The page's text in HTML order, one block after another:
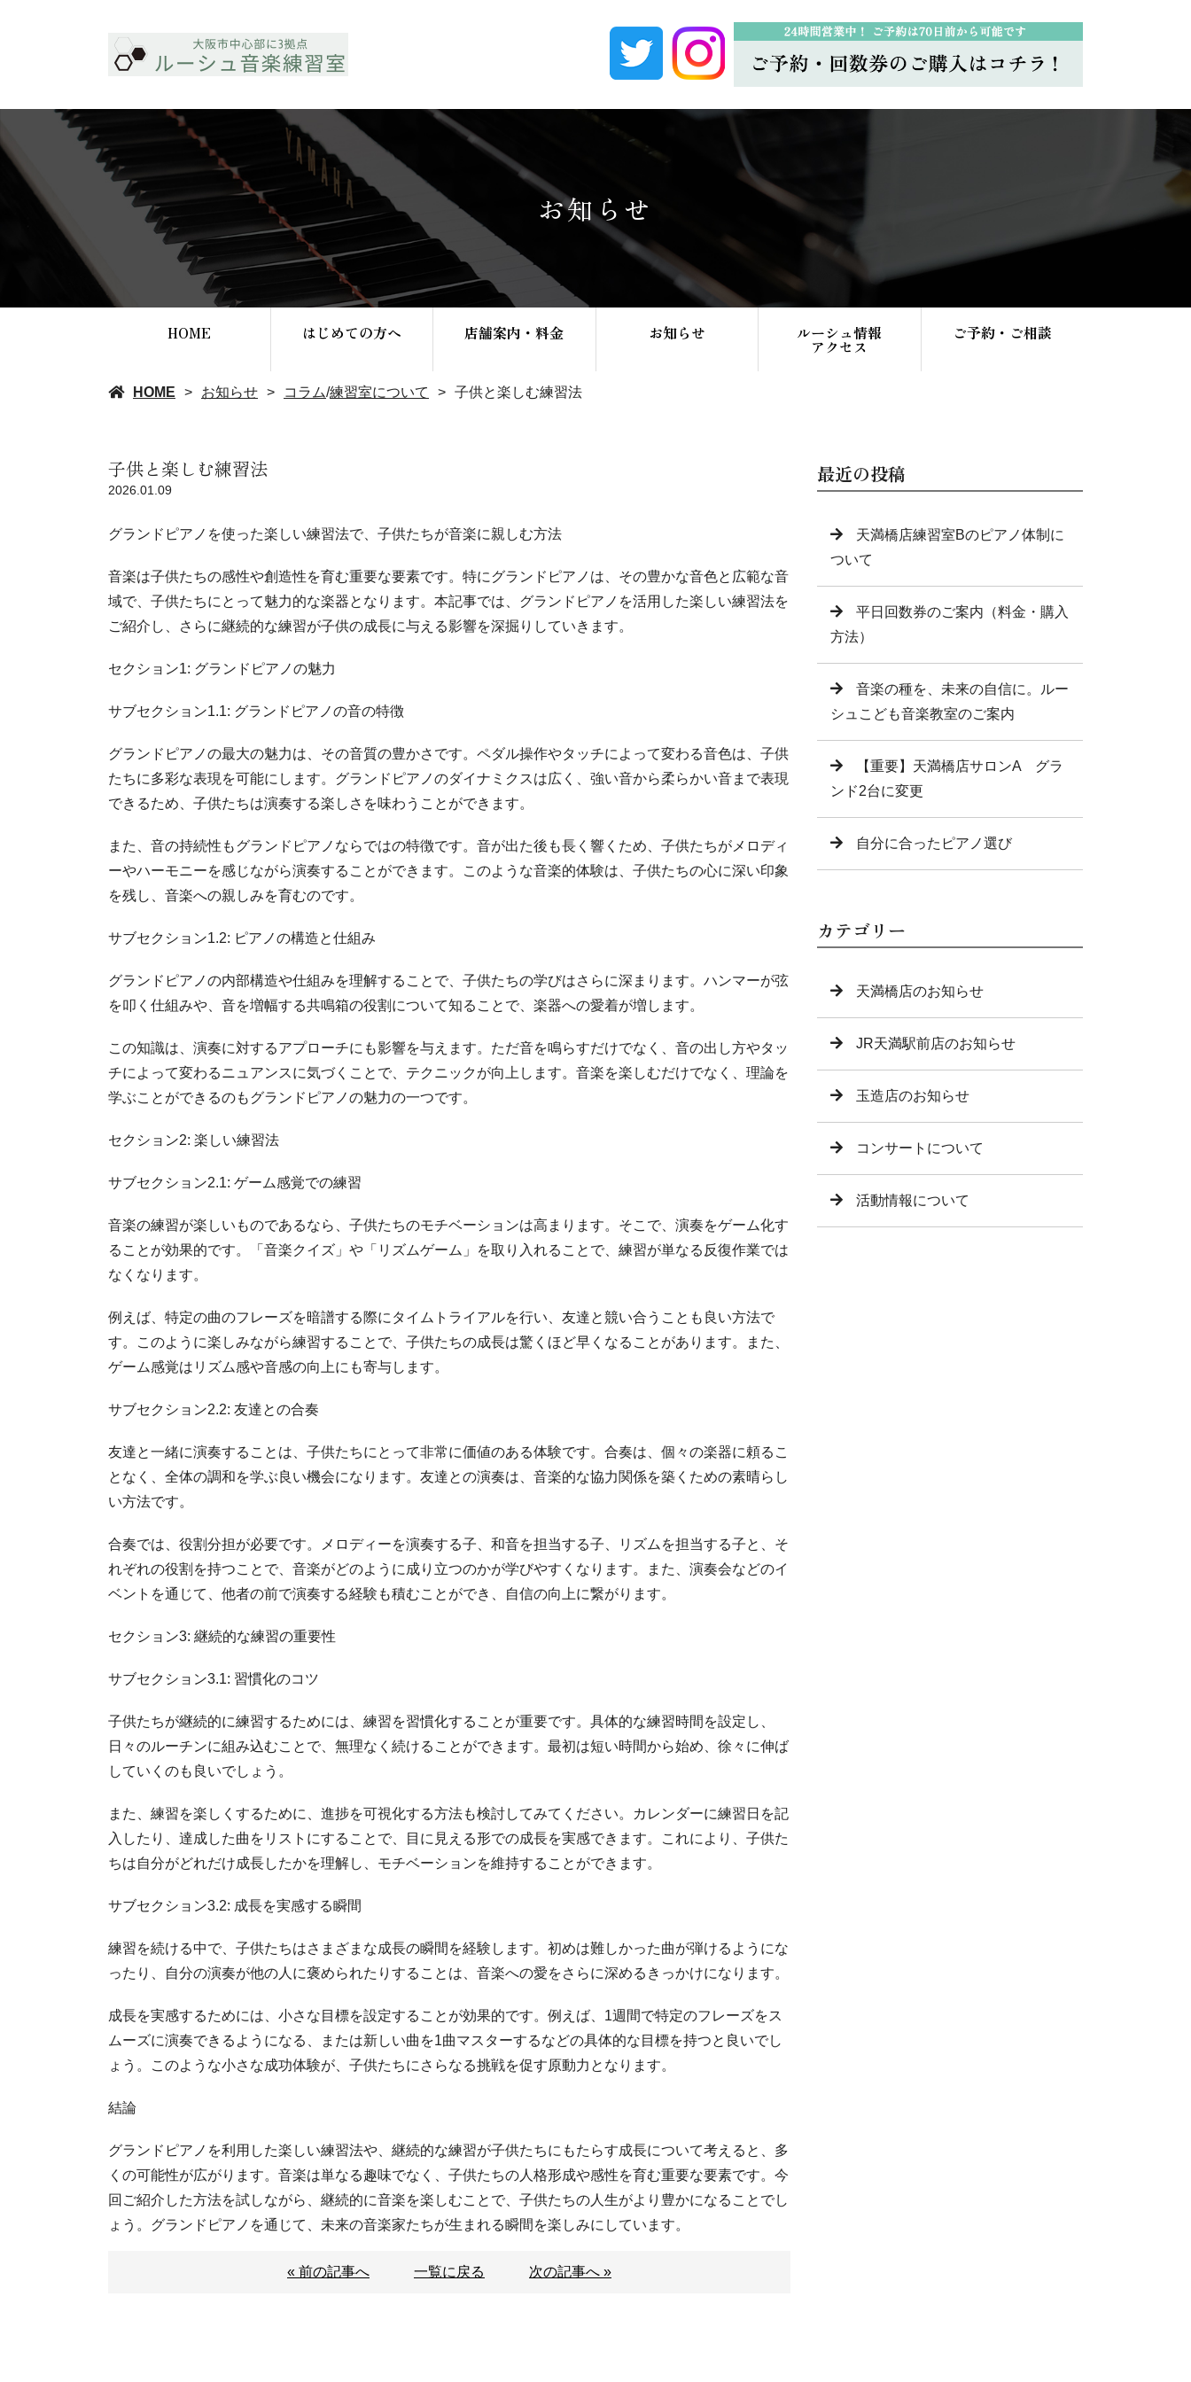
お知らせ
HOME はじめての方へ 店舗案内・料金 お知らせ ルーシュ情報
アクセス
ご予約・ご相談
HOME お知らせ コラム/練習室について 子供と楽しむ練習法
子供と楽しむ練習法
2026.01.09
グランドピアノを使った楽しい練習法で、子供たちが音楽に親しむ方法
音楽は子供たちの感性や創造性を育む重要な要素です。特にグランドピアノは、その豊かな音色と広範な音
域で、子供たちにとって魅力的な楽器となります。本記事では、グランドピアノを活用した楽しい練習法を
ご紹介し、さらに継続的な練習が子供の成長に与える影響を深掘りしていきます。
セクション1: グランドピアノの魅力
サブセクション1.1: グランドピアノの音の特徴
グランドピアノの最大の魅力は、その音質の豊かさです。ペダル操作やタッチによって変わる音色は、子供
たちに多彩な表現を可能にします。グランドピアノのダイナミクスは広く、強い音から柔らかい音まで表現
できるため、子供たちは演奏する楽しさを味わうことができます。
また、音の持続性もグランドピアノならではの特徴です。音が出た後も長く響くため、子供たちがメロディ
ーやハーモニーを感じながら演奏することができます。このような音楽的体験は、子供たちの心に深い印象
を残し、音楽への親しみを育むのです。
サブセクション1.2: ピアノの構造と仕組み
グランドピアノの内部構造や仕組みを理解することで、子供たちの学びはさらに深まります。ハンマーが弦
を叩く仕組みや、音を増幅する共鳴箱の役割について知ることで、楽器への愛着が増します。
この知識は、演奏に対するアプローチにも影響を与えます。ただ音を鳴らすだけでなく、音の出し方やタッ
チによって変わるニュアンスに気づくことで、テクニックが向上します。音楽を楽しむだけでなく、理論を
学ぶことができるのもグランドピアノの魅力の一つです。
セクション2: 楽しい練習法
サブセクション2.1: ゲーム感覚での練習
音楽の練習が楽しいものであるなら、子供たちのモチベーションは高まります。そこで、演奏をゲーム化す
ることが効果的です。「音楽クイズ」や「リズムゲーム」を取り入れることで、練習が単なる反復作業では
なくなります。
例えば、特定の曲のフレーズを暗譜する際にタイムトライアルを行い、友達と競い合うことも良い方法で
す。このように楽しみながら練習することで、子供たちの成長は驚くほど早くなることがあります。また、
ゲーム感覚はリズム感や音感の向上にも寄与します。
サブセクション2.2: 友達との合奏
友達と一緒に演奏することは、子供たちにとって非常に価値のある体験です。合奏は、個々の楽器に頼るこ
となく、全体の調和を学ぶ良い機会になります。友達との演奏は、音楽的な協力関係を築くための素晴らし
い方法です。
合奏では、役割分担が必要です。メロディーを演奏する子、和音を担当する子、リズムを担当する子と、そ
れぞれの役割を持つことで、音楽がどのように成り立つのかが学びやすくなります。また、演奏会などのイ
ベントを通じて、他者の前で演奏する経験も積むことができ、自信の向上に繋がります。
セクション3: 継続的な練習の重要性
サブセクション3.1: 習慣化のコツ
子供たちが継続的に練習するためには、練習を習慣化することが重要です。具体的な練習時間を設定し、
日々のルーチンに組み込むことで、無理なく続けることができます。最初は短い時間から始め、徐々に伸ば
していくのも良いでしょう。
また、練習を楽しくするために、進捗を可視化する方法も検討してみてください。カレンダーに練習日を記
入したり、達成した曲をリストにすることで、目に見える形での成長を実感できます。これにより、子供た
ちは自分がどれだけ成長したかを理解し、モチベーションを維持することができます。
サブセクション3.2: 成長を実感する瞬間
練習を続ける中で、子供たちはさまざまな成長の瞬間を経験します。初めは難しかった曲が弾けるようにな
ったり、自分の演奏が他の人に褒められたりすることは、音楽への愛をさらに深めるきっかけになります。
成長を実感するためには、小さな目標を設定することが効果的です。例えば、1週間で特定のフレーズをス
ムーズに演奏できるようになる、または新しい曲を1曲マスターするなどの具体的な目標を持つと良いでし
ょう。このような小さな成功体験が、子供たちにさらなる挑戦を促す原動力となります。
結論
グランドピアノを利用した楽しい練習法や、継続的な練習が子供たちにもたらす成長について考えると、多
くの可能性が広がります。音楽は単なる趣味でなく、子供たちの人格形成や感性を育む重要な要素です。今
回ご紹介した方法を試しながら、継続的に音楽を楽しむことで、子供たちの人生がより豊かになることでし
ょう。グランドピアノを通じて、未来の音楽家たちが生まれる瞬間を楽しみにしています。
« 前の記事へ 一覧に戻る 次の記事へ »
最近の投稿
天満橋店練習室Bのピアノ体制に
ついて
平日回数券のご案内（料金・購入
方法）
音楽の種を、未来の自信に。ルー
シュこども音楽教室のご案内
【重要】天満橋店サロンA グラ
ンド2台に変更
自分に合ったピアノ選び
カテゴリー
天満橋店のお知らせ
JR天満駅前店のお知らせ
玉造店のお知らせ
コンサートについて
活動情報について